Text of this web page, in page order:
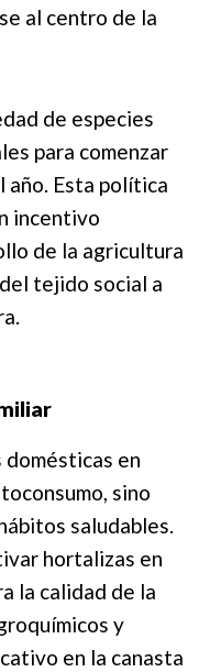
al centro de la
de especies
para comenzar
año. Esta política
incentivo
de la agricultura
tejido social a
domésticas en
sino
saludables.
hortalizas en
la calidad de la
y
en la canasta